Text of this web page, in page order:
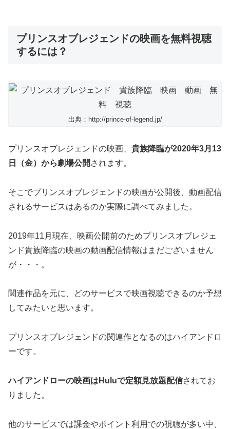
プリンスオブレジェンドの映画を無料視聴
するには？
出典：http://prince-of-legend.jp/
プリンスオブレジェンドの映画、 貴族降臨が2020年3月13
日（金）から劇場公開 されます。
そこでプリンスオブレジェンドの映画が公開後、動画配信
されるサービスはあるのか実際に調べてみました。
2019年11月現在、映画公開前のためプリンスオブレジェ
ンド貴族降臨の映画の動画配信情報はまだございません
が・・・。
関連作品を元に、どのサービスで映画視聴できるのか予想
してみたいと思います。
プリンスオブレジェンドの関連作となるのはハイアンドロ
ーです。
ハイアンドローの映画はHuluで定額見放題配信されてお
りました。
他のサービスでは課金やポイント利用での視聴が多い中、